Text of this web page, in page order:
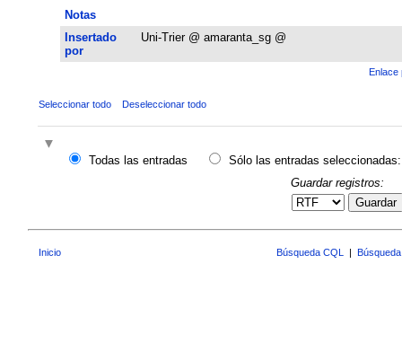
Notas
Insertado
por
Uni-Trier @ amaranta_sg @
Enlace
Seleccionar todo Deseleccionar todo
Todas las entradas
Sólo las entradas seleccionadas:
Guardar registros:
Guardar
Inicio Búsqueda CQL